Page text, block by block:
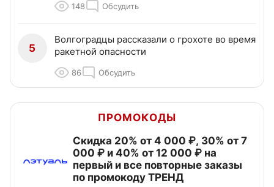
148 Обсудить
5
Волгоградцы рассказали о грохоте во время
ракетной опасности
86 Обсудить
ПРОМОКОДЫ
Скидка 20% от 4 000 ₽, 30% от 7
000 ₽ и 40% от 12 000 ₽ на
первый и все повторные заказы
по промокоду ТРЕНД